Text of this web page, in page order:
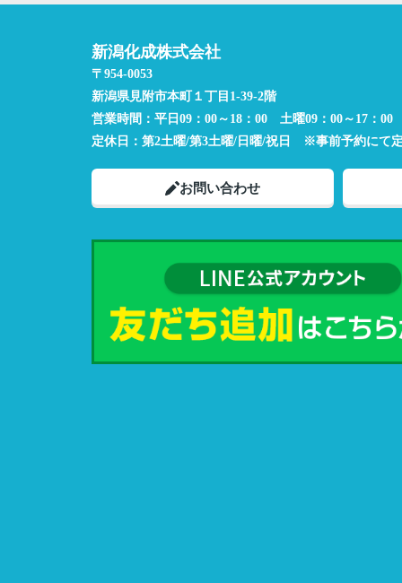
新潟化成株式会社
〒954-0053
新潟県見附市本町１丁目1-39-2階
営業時間： 平日09：00～18：00 土曜09：00～17：00
定休日： 第2土曜/第3土曜/日曜/祝日 ※事前予約にて
お問い合わせ